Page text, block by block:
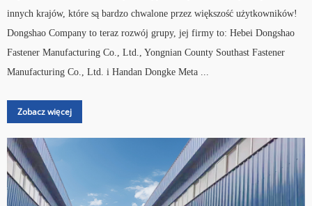
innych krajów, które są bardzo chwalone przez większość użytkowników!
Dongshao Company to teraz rozwój grupy, jej firmy to: Hebei Dongshao
Fastener Manufacturing Co., Ltd., Yongnian County Southast Fastener
Manufacturing Co., Ltd. i Handan Dongke Meta ...
Zobacz więcej